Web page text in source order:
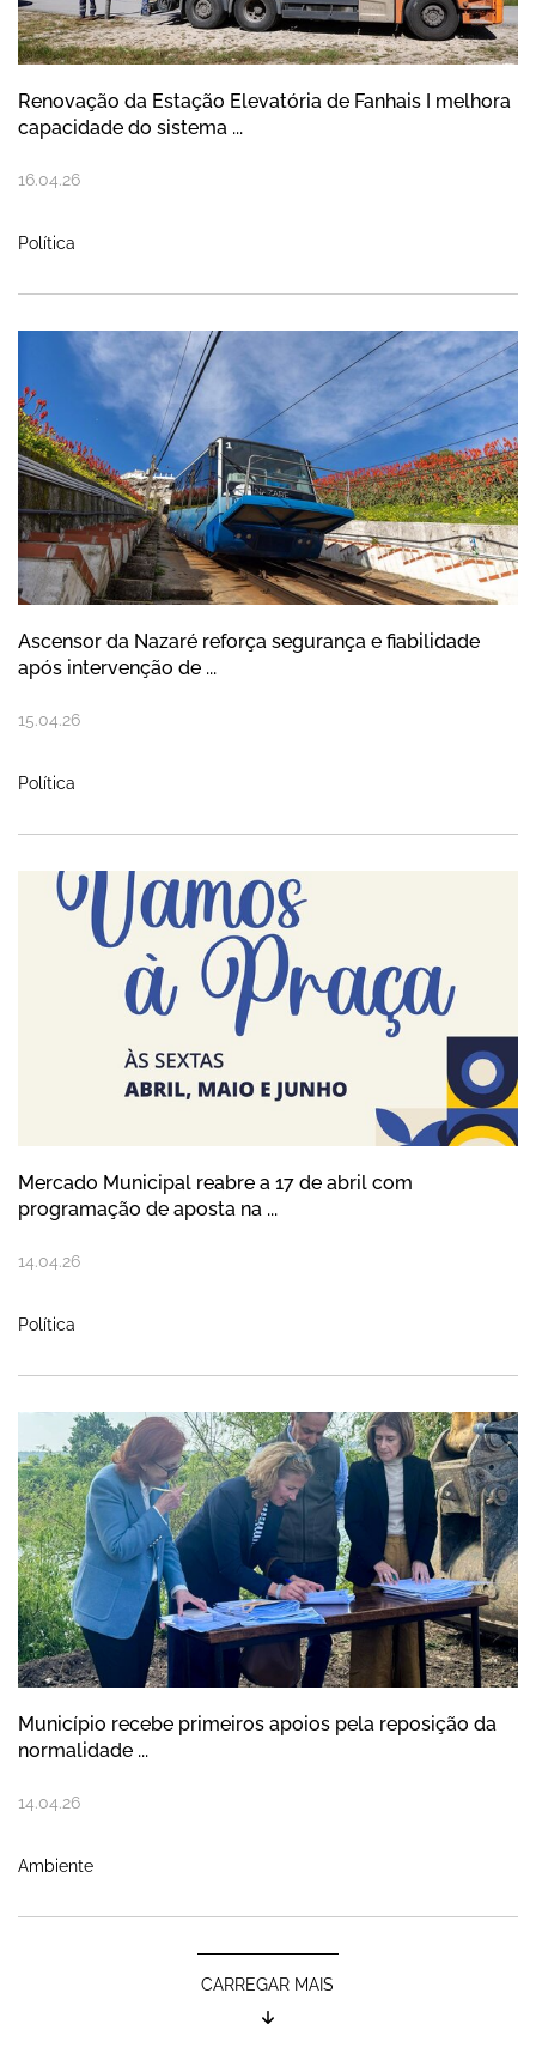
Renovação da Estação Elevatória de Fanhais I melhora
capacidade do sistema ...
16.04.26
Política
Ascensor da Nazaré reforça segurança
Ascensor da Nazaré reforça segurança e fiabilidade
após intervenção de ...
15.04.26
Política
Mercado Municipal reabre a 17 de abril
Mercado Municipal reabre a 17 de abril com
programação de aposta na ...
14.04.26
Política
Município recebe primeiros apoios pela
Município recebe primeiros apoios pela reposição da
normalidade ...
14.04.26
Ambiente
CARREGAR MAIS